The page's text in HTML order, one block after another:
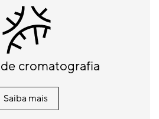
de cromatografia
Saiba mais